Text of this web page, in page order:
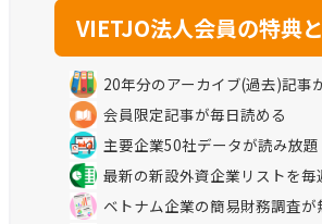
20年分のアーカイブ(過去)記事
会員限定記事が毎日読める
主要企業50社データが読み放題
最新の新設外資企業リストを毎
ベトナム企業の簡易財務調査が